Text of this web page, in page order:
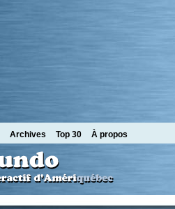
Archives Top 30 À propos